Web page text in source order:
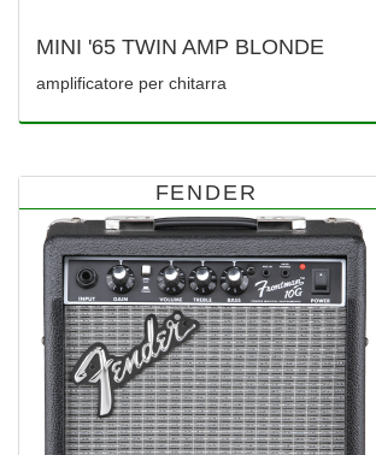
MINI '65 TWIN AMP BLONDE
amplificatore per chitarra
FENDER